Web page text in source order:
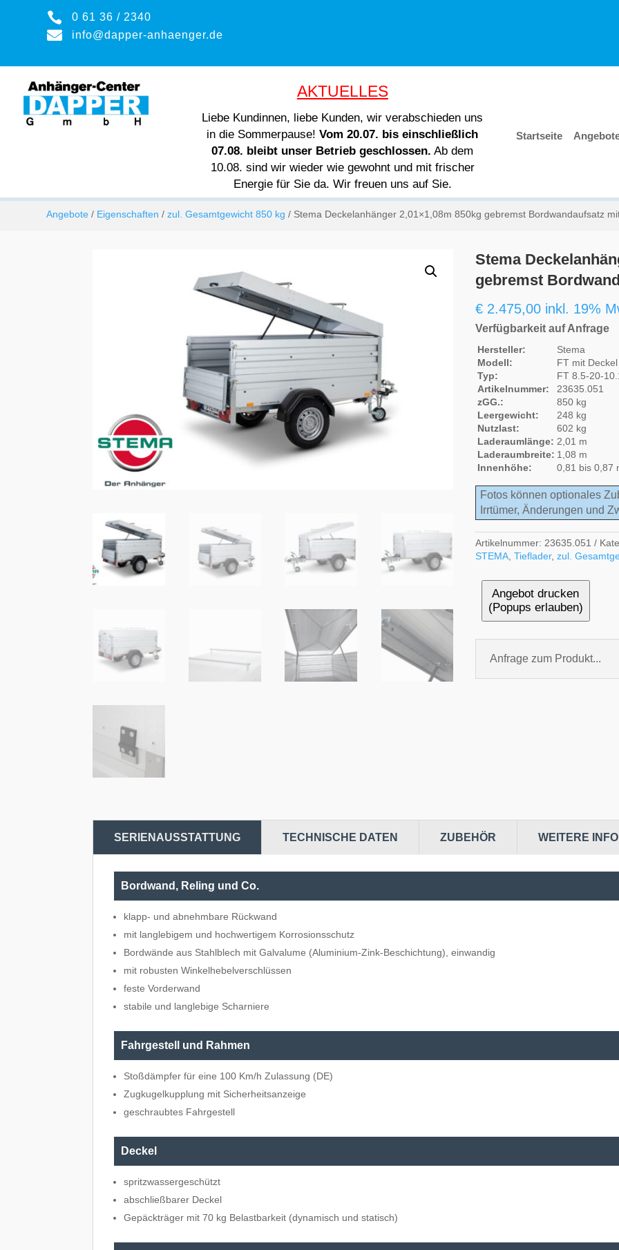
 0 61 36 / 2340
 info@dapper-anhaenger.de
AKTUELLES
Liebe Kundinnen, liebe Kunden, wir verabschieden uns
in die Sommerpause!Vom 20.07. bis einschließlich
07.08. bleibt unser Betrieb geschlossen. Ab dem
10.08. sind wir wieder wie gewohnt und mit frischer
Energie für Sie da. Wir freuen uns auf Sie.
Startseite
Angebote / Eigenschaften /zul. Gesamtgewicht 850 kg / Stema Deckelanhänger 2,01×1,08m 850kg gebremst Bordwandaufsatz
Stema
gebremst
€ 2.475,00 inkl. 19%
Verfügbarkeit auf Anfrage
Hersteller:
Stema
Modell:
FT mit Deckel
Typ:
FT 8.5-20-
Artikelnummer:
23635.051
zGG.:
850 kg
Leergewicht:
248 kg
Nutzlast:
602 kg
Laderaumlänge: 2,01 m
Laderaumbreite: 1,08 m
Innenhöhe:
0,81 bis 0,87
Fotos können optionales
Irrtümer, Änderungen und
Artikelnummer: 23635.051
STEMA ,Tieflader,zul.
Angebot drucken
(Popups erlauben)
Anfrage zum Produkt...
SERIENAUSSTATTUNG TECHNISCHE DATEN ZUBEHÖR WEITERE
Bordwand, Reling und Co.
klapp- und abnehmbare Rückwand
mit langlebigem und hochwertigem Korrosionsschutz
Bordwände aus Stahlblech mit Galvalume (Aluminium-Zink-Beschichtung), einwandig
mit robusten Winkelhebelverschlüssen
feste Vorderwand
stabile und langlebige Scharniere
Fahrgestell und Rahmen
Stoßdämpfer für eine 100 Km/h Zulassung (DE)
Zugkugelkupplung mit Sicherheitsanzeige
geschraubtes Fahrgestell
Deckel
spritzwassergeschützt
abschließbarer Deckel
Gepäckträger mit 70 kg Belastbarkeit (dynamisch und statisch)